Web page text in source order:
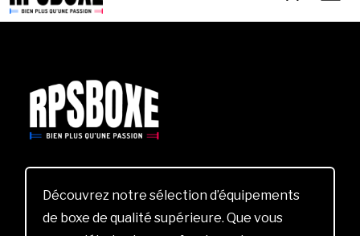
Découvrez notre sélection d’équipements
de boxe de qualité supérieure. Que vous